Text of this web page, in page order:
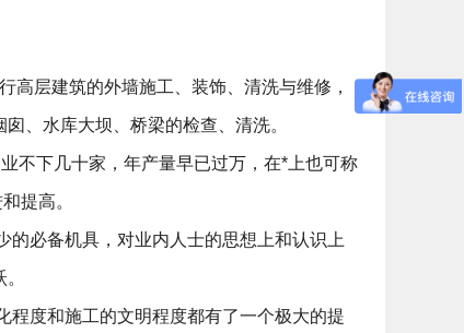
高层建筑的外墙施工、装饰、清洗与维修，
、水库大坝、桥梁的检查、清洗。
不下几十家，年产量早已过万，在*上也可称
提高。
必备机具，对业内人士的思想上和认识上
程度和施工的文明程度都有了一个极大的提